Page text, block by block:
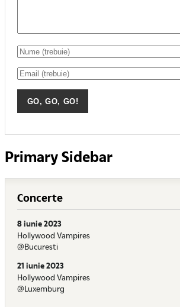
Primary Sidebar
Concerte
8 iunie 2023
Hollywood Vampires
@Bucuresti
21 iunie 2023
Hollywood Vampires
@Luxemburg